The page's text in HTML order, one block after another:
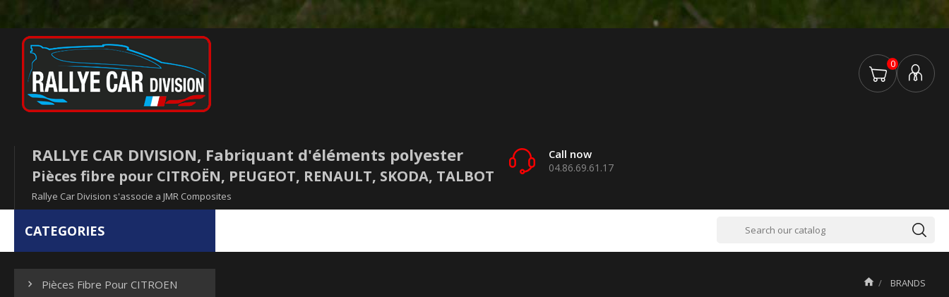
RALLYE CAR DIVISION, Fabriquant d'éléments polyester
Pièces fibre pour CITROËN, PEUGEOT, RENAULT, SKODA, TALBOT
Rallye Car Division s'associe a JMR Composites
Call now
04.86.69.61.17
0
CATEGORIES
 Pièces Fibre Pour CITROEN  BRANDS